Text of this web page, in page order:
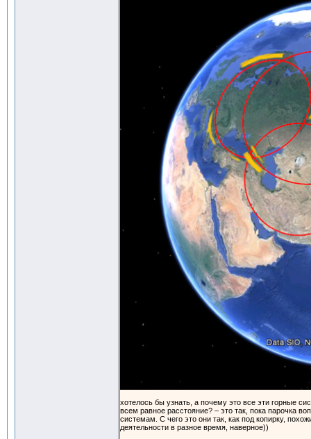
хотелось бы узнать, а почему это все эти горные
всем равное расстояние? – это так, пока парочка
системам. С чего это они так, как под копирку,
деятельности в разное время, наверное))